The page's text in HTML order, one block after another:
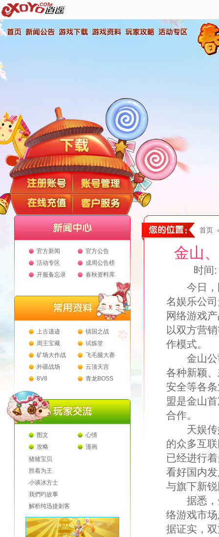
官方新闻
官方公告
活动专区
成周公告榜
开服备忘录
春秋资料库
上古遗迹
镇国之战
周王宝藏
试炼堂
矿场大作战
飞毛腿大赛
外疆战场
云顶天宫
8V8
青龙BOSS
图文
心情
攻略
漫画
猪猪宝贝
胜着为王
小谈冰方士
我們旳故事
解析纯迅捷刺客
首页
金山
时间
今日，国
名娱乐公
网络游戏
以双方营
作模式。
金山公司
各种新颖
安全等各
盟是金山
合作。
天娱传媒
的众多互
已经进行
看好国内
与旗下新
据悉，金
络游戏市
据证实，